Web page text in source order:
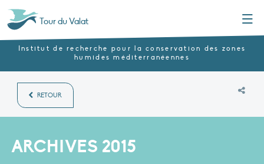
Tour du Valat
Institut de recherche pour la conservation des zones
humides méditerranéennes
RETOUR
ARCHIVES 2015